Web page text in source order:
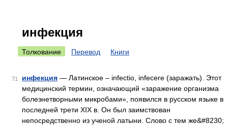
инфекция
Толкование Перевод Книги
71 инфекция — Латинское – infectio, infecere (заражать). Этот
медицинский термин, означающий «заражение организма
болезнетворными микробами», появился в русском языке в
последней трети XIX в. Он был заимствован
непосредственно из ученой латыни. Слово с тем же&#8230;